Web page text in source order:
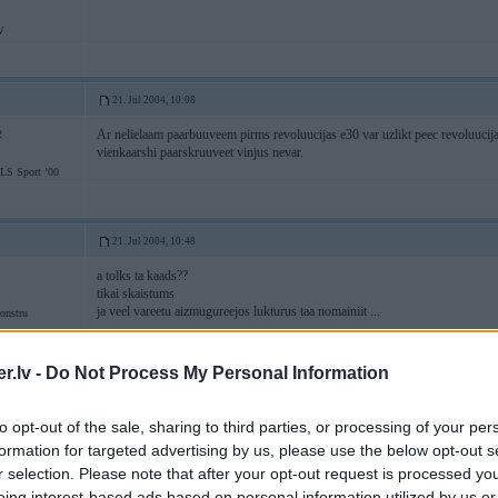
- Do Not Process My Personal Information
opt-out of the sale, sharing to third parties, or processing of your
for targeted advertising by us, please use the below opt-out
selection. Please note that after your opt-out request is processed
21. Jul 2004, 10:08
Sport ’00
Ar nelielaam paarbuuveem pirms revoluucijas e30 var uzlikt peec
vienkaarshi paarskruuveet vinjus nevar.
21. Jul 2004, 10:48
a tolks ta kaads??
tikai skaistums
ja veel vareetu aizmugureejos lukturus taa nomainiit ...
var nomainiit!!!!! tu man pasaki ko nevar es pat neko taadu nezinaatu ko